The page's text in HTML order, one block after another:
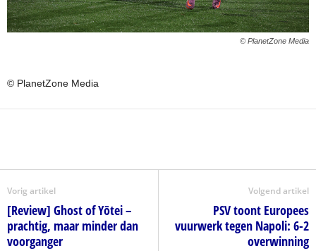
© PlanetZone Media
© PlanetZone Media
Vorig artikel
[Review] Ghost of Yōtei –
prachtig, maar minder dan
voorganger
Volgend artikel
PSV toont Europees
vuurwerk tegen Napoli: 6-2
overwinning